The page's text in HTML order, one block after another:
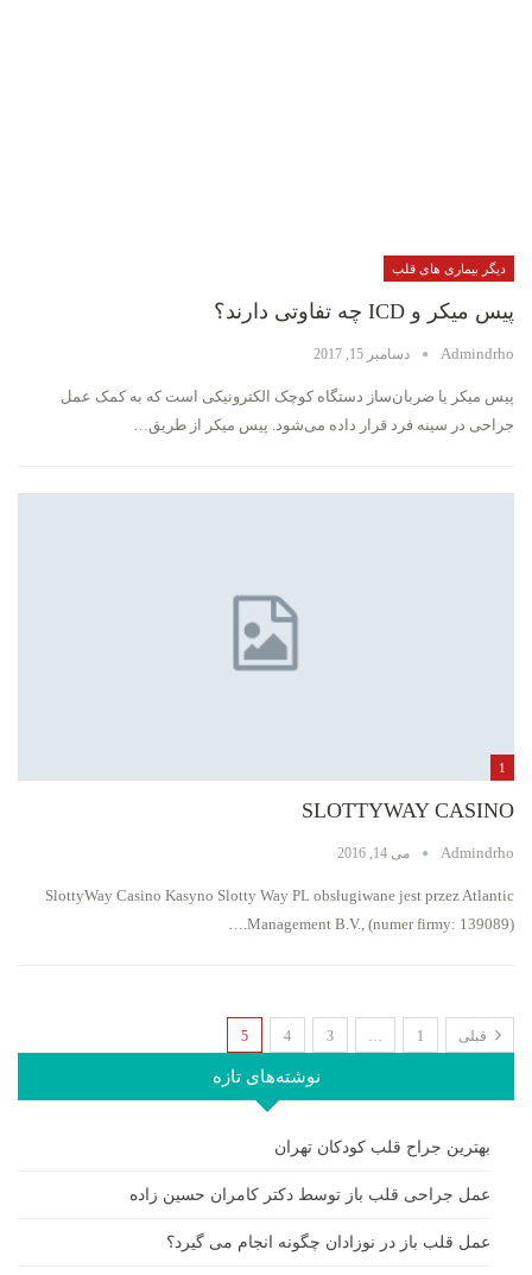
دیگر بیماری های قلب
پیس میکر و ICD چه تفاوتی دارند؟
Admindrho دسامبر 15, 2017
پیس میکر یا ضربان‌ساز دستگاه کوچک الکترونیکی است که به کمک عمل
جراحی در سینه فرد قرار داده می‌شود. پیس میکر از طریق…
1
SLOTTYWAY CASINO
Admindrho می 14, 2016
SlottyWay Casino Kasyno Slotty Way PL obsługiwane jest przez Atlantic
Management B.V., (numer firmy: 139089).…
قبلی 1
…
3
4
5
نوشته‌های تازه
بهترین جراح قلب کودکان تهران
عمل جراحی قلب باز توسط دکتر کامران حسین زاده
عمل قلب باز در نوزادان چگونه انجام می گیرد؟